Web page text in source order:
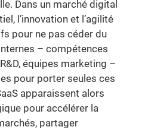
Dans un marché digital
l’innovation et l’agilité
pour ne pas céder du
– compétences
équipes marketing –
pour porter seules ces
apparaissent alors
pour accélérer la
partager